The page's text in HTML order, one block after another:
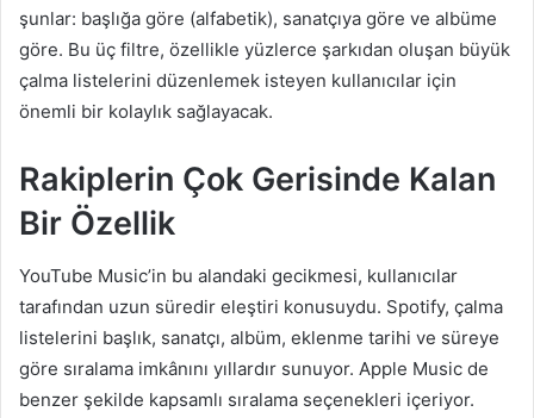
şunlar: başlığa göre (alfabetik), sanatçıya göre ve albüme
göre. Bu üç filtre, özellikle yüzlerce şarkıdan oluşan büyük
çalma listelerini düzenlemek isteyen kullanıcılar için
önemli bir kolaylık sağlayacak.
Rakiplerin Çok Gerisinde Kalan
Bir Özellik
YouTube Music’in bu alandaki gecikmesi, kullanıcılar
tarafından uzun süredir eleştiri konusuydu. Spotify, çalma
listelerini başlık, sanatçı, albüm, eklenme tarihi ve süreye
göre sıralama imkânını yıllardır sunuyor. Apple Music de
benzer şekilde kapsamlı sıralama seçenekleri içeriyor.